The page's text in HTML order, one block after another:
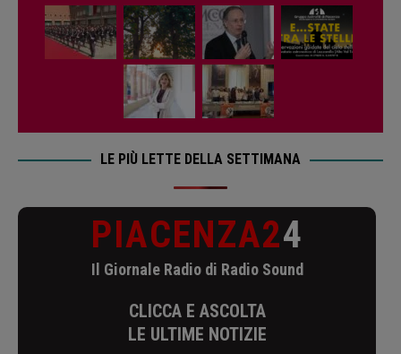
LE PIÙ LETTE DELLA SETTIMANA
PIACENZA24
Il Giornale Radio di Radio Sound
CLICCA E ASCOLTA
LE ULTIME NOTIZIE